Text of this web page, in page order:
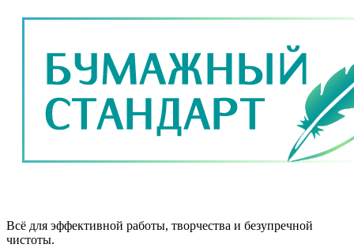
Всё для эффективной работы, творчества и безупречной
чистоты.